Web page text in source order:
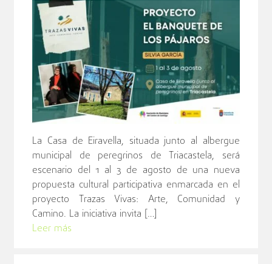
La Casa de Eiravella, situada junto al albergue
municipal de peregrinos de Triacastela, será
escenario del 1 al 3 de agosto de una nueva
propuesta cultural participativa enmarcada en el
proyecto Trazas Vivas: Arte, Comunidad y
Camino. La iniciativa invita […]
Leer más